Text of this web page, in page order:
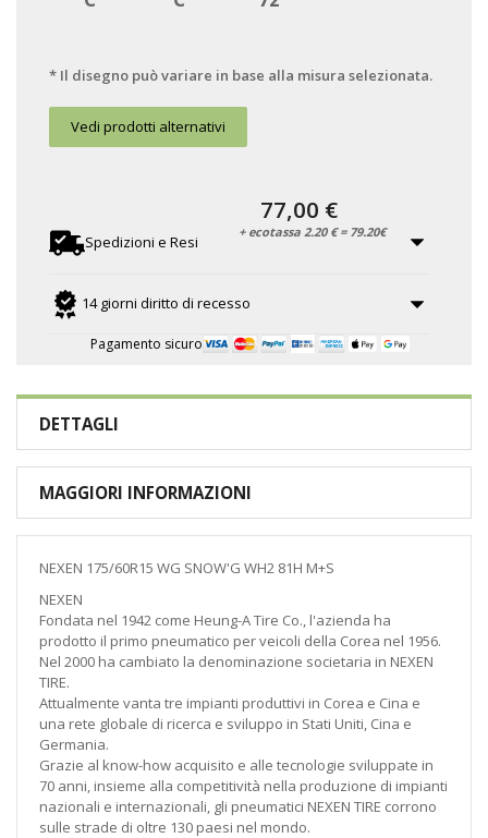
* Il disegno può variare in base alla misura selezionata.
Vedi prodotti alternativi
Spedizioni e Resi
14 giorni diritto di recesso
Pagamento sicuro
77,00 €
+ ecotassa 2.20 € = 79.20€
DETTAGLI
MAGGIORI INFORMAZIONI
NEXEN 175/60R15 WG SNOW'G WH2 81H M+S
NEXEN
Fondata nel 1942 come Heung-A Tire Co., l'azienda ha
prodotto il primo pneumatico per veicoli della Corea nel 1956.
Nel 2000 ha cambiato la denominazione societaria in NEXEN
TIRE.
Attualmente vanta tre impianti produttivi in Corea e Cina e
una rete globale di ricerca e sviluppo in Stati Uniti, Cina e
Germania.
Grazie al know-how acquisito e alle tecnologie sviluppate in
70 anni, insieme alla competitività nella produzione di impianti
nazionali e internazionali, gli pneumatici NEXEN TIRE corrono
sulle strade di oltre 130 paesi nel mondo.